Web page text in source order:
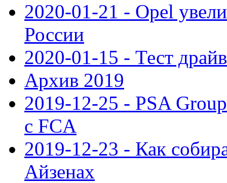
2020-01-21 - Opel
России
2020-01-15 - Тест
Архив 2019
2019-12-25 - PSA
с FCA
2019-12-23 - Как
Айзенах